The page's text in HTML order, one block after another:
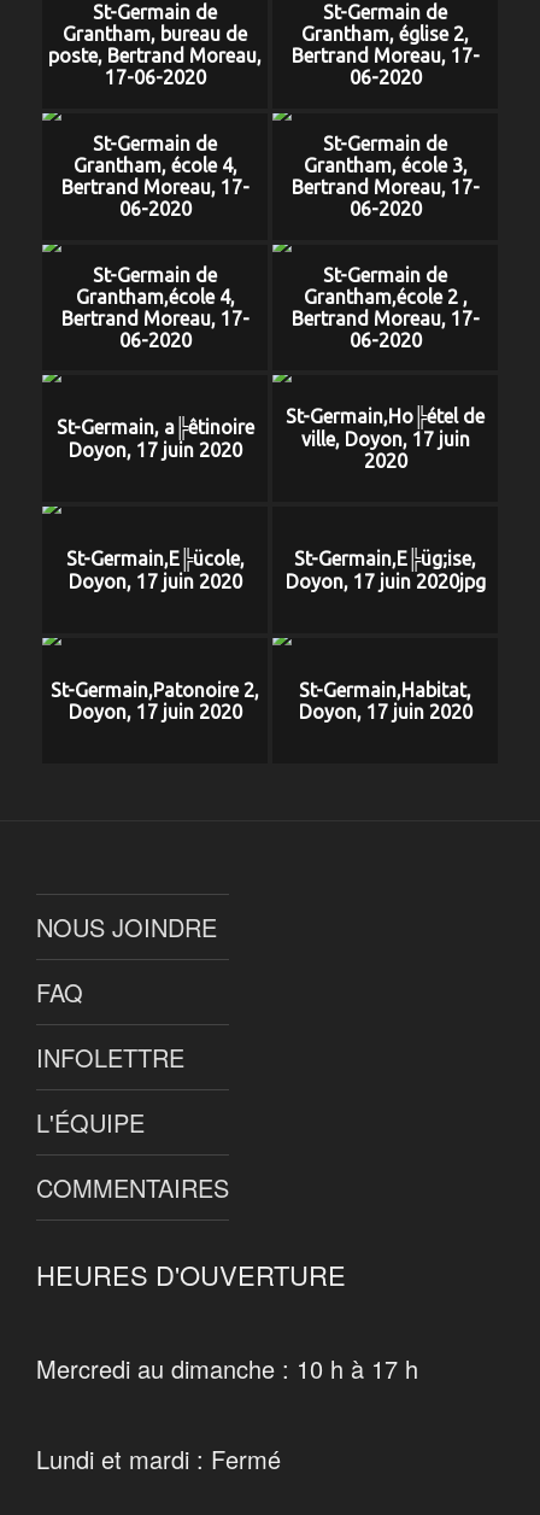
St-Germain de
Grantham, bureau de
poste, Bertrand Moreau,
17-06-2020
St-Germain de
Grantham, église 2,
Bertrand Moreau, 17-
06-2020
St-Germain de
Grantham, école 4,
Bertrand Moreau, 17-
06-2020
St-Germain de
Grantham, école 3,
Bertrand Moreau, 17-
06-2020
St-Germain de
Grantham,école 4,
Bertrand Moreau, 17-
06-2020
St-Germain de
Grantham,école 2 ,
Bertrand Moreau, 17-
06-2020
St-Germain, a╠êtinoire
Doyon, 17 juin 2020
St-Germain,Ho╠étel de
ville, Doyon, 17 juin
2020
St-Germain,E╠ücole,
Doyon, 17 juin 2020
St-Germain,E╠üg;ise,
Doyon, 17 juin 2020jpg
St-Germain,Patonoire 2,
Doyon, 17 juin 2020
St-Germain,Habitat,
Doyon, 17 juin 2020
NOUS JOINDRE
FAQ
INFOLETTRE
L'ÉQUIPE
COMMENTAIRES
HEURES D'OUVERTURE
Mercredi au dimanche : 10 h à 17 h
Lundi et mardi : Fermé